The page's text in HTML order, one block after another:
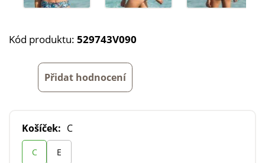
Kód produktu: 529743V090
Přidat hodnocení
Košíček: C
C E